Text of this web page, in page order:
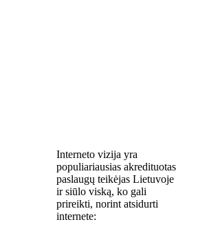
Interneto vizija yra
populiariausias akredituotas
paslaugų teikėjas Lietuvoje
ir siūlo viską, ko gali
prireikti, norint atsidurti
internete: